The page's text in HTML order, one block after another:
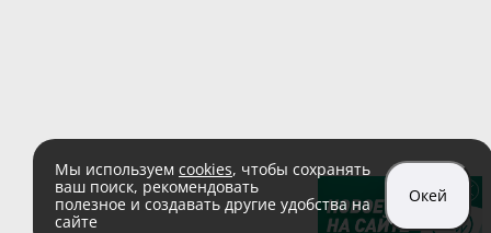
Мы используем cookies, чтобы сохранять
ваш поиск, рекомендовать
полезное и создавать другие удобства на
сайте
Окей